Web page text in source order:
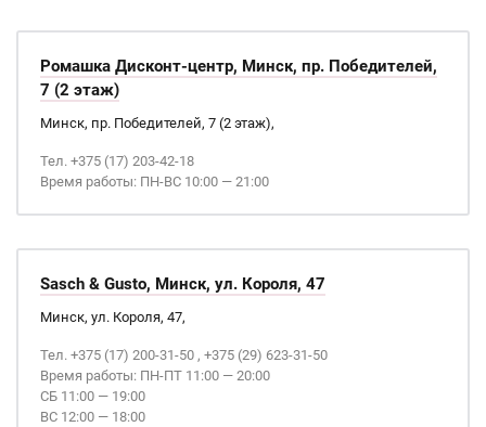
Ромашка Дисконт-центр, Минск, пр. Победителей,
7 (2 этаж)
Минск, пр. Победителей, 7 (2 этаж),
Тел. +375 (17) 203-42-18
Время работы: ПН-ВС 10:00 — 21:00
Sasch & Gusto, Минск, ул. Короля, 47
Минск, ул. Короля, 47,
Тел. +375 (17) 200-31-50 , +375 (29) 623-31-50
Время работы: ПН-ПТ 11:00 — 20:00
СБ 11:00 — 19:00
ВС 12:00 — 18:00